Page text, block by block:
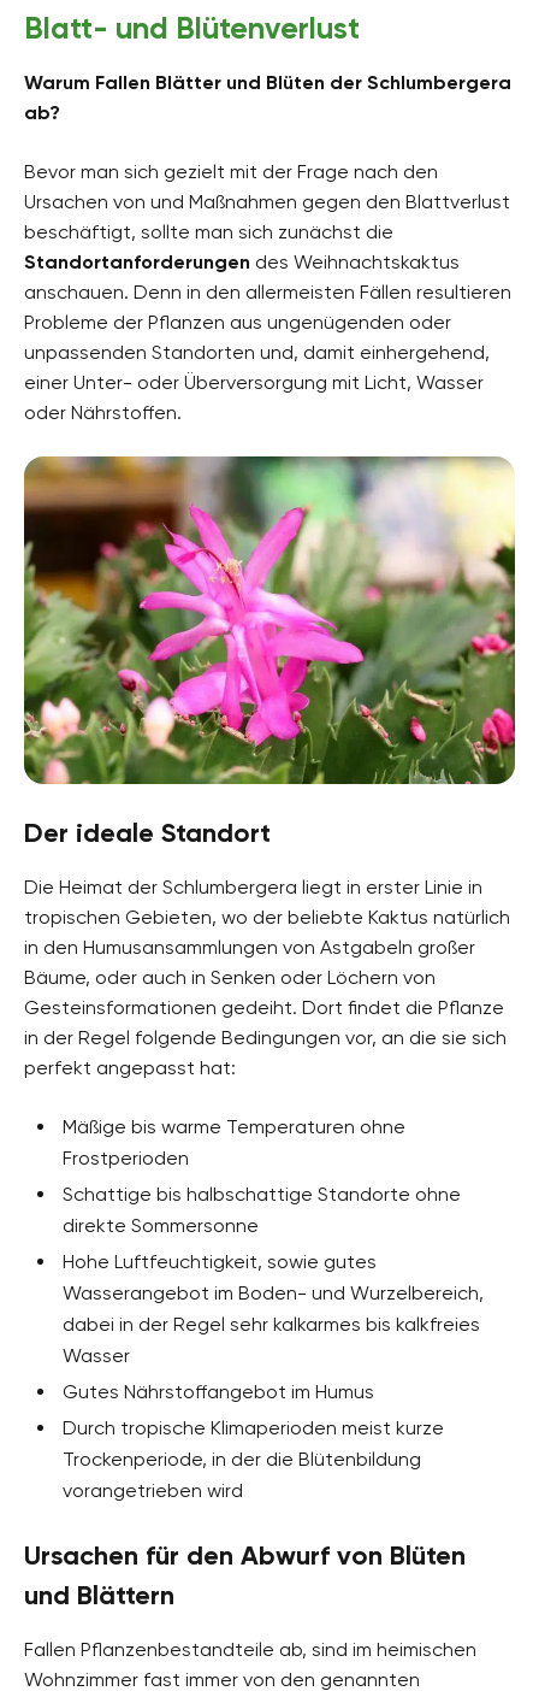
Blatt- und Blütenverlust
Warum Fallen Blätter und Blüten der Schlumbergera
ab?
Bevor man sich gezielt mit der Frage nach den
Ursachen von und Maßnahmen gegen den Blattverlust
beschäftigt, sollte man sich zunächst die
Standortanforderungen des Weihnachtskaktus
anschauen. Denn in den allermeisten Fällen resultieren
Probleme der Pflanzen aus ungenügenden oder
unpassenden Standorten und, damit einhergehend,
einer Unter- oder Überversorgung mit Licht, Wasser
oder Nährstoffen.
Der ideale Standort
Die Heimat der Schlumbergera liegt in erster Linie in
tropischen Gebieten, wo der beliebte Kaktus natürlich
in den Humusansammlungen von Astgabeln großer
Bäume, oder auch in Senken oder Löchern von
Gesteinsformationen gedeiht. Dort findet die Pflanze
in der Regel folgende Bedingungen vor, an die sie sich
perfekt angepasst hat:
Mäßige bis warme Temperaturen ohne
Frostperioden
Schattige bis halbschattige Standorte ohne
direkte Sommersonne
Hohe Luftfeuchtigkeit, sowie gutes
Wasserangebot im Boden- und Wurzelbereich,
dabei in der Regel sehr kalkarmes bis kalkfreies
Wasser
Gutes Nährstoffangebot im Humus
Durch tropische Klimaperioden meist kurze
Trockenperiode, in der die Blütenbildung
vorangetrieben wird
Ursachen für den Abwurf von Blüten
und Blättern
Fallen Pflanzenbestandteile ab, sind im heimischen
Wohnzimmer fast immer von den genannten